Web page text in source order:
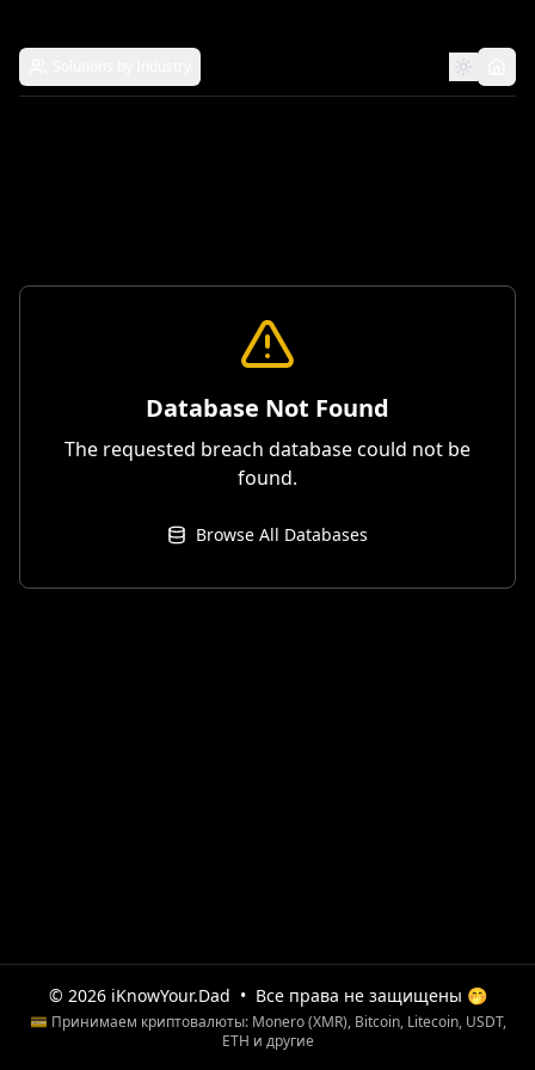
Database Not Found
The requested breach database could not be
found.
Browse All Databases
© 2026 iKnowYour.Dad • Все права не защищены 🤭
💳 Принимаем криптовалюты: Monero (XMR), Bitcoin, Litecoin, USDT,
ETH и другие